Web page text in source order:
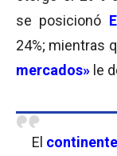
se posicionó
24%; mientras
mercados» le
El